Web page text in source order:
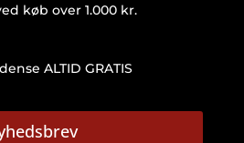
køb over 1.000 kr.
ALTID GRATIS